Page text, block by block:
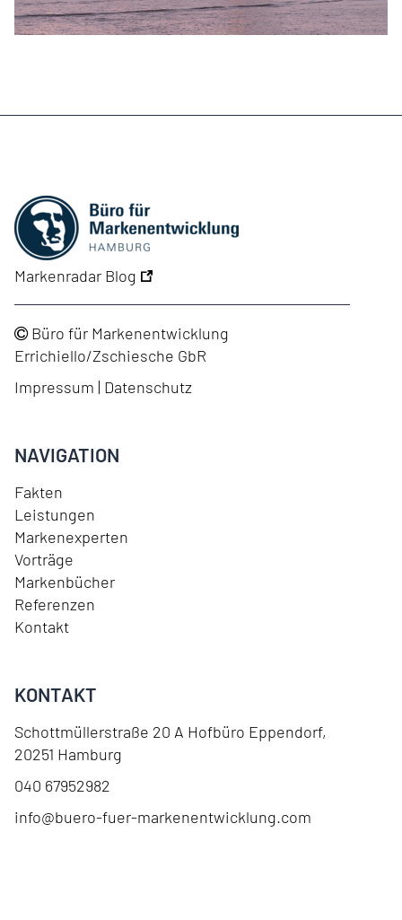
Markenradar Blog
Büro für Markenentwicklung
Errichiello/Zschiesche GbR
Impressum | Datenschutz
NAVIGATION
Fakten
Leistungen
Markenexperten
Vorträge
Markenbücher
Referenzen
Kontakt
KONTAKT
Schottmüllerstraße 20 A Hofbüro Eppendorf,
20251 Hamburg
040 67952982
info@buero-fuer-markenentwicklung.com